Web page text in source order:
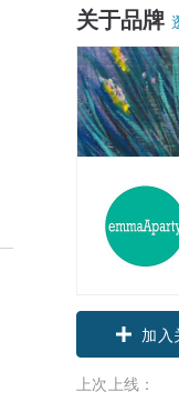
关于品牌
加入
上次上线：